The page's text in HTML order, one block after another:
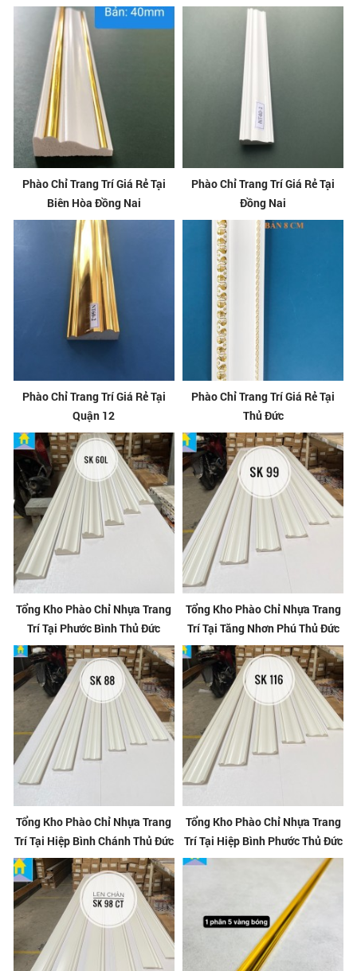
Phào Chỉ Trang Trí Giá Rẻ Tại
Biên Hòa Đồng Nai
Phào Chỉ Trang Trí Giá Rẻ Tại
Đồng Nai
Phào Chỉ Trang Trí Giá Rẻ Tại
Quận 12
Phào Chỉ Trang Trí Giá Rẻ Tại
Thủ Đức
Tổng Kho Phào Chỉ Nhựa Trang
Trí Tại Phước Bình Thủ Đức
Tổng Kho Phào Chỉ Nhựa Trang
Trí Tại Tăng Nhơn Phú Thủ Đức
Tổng Kho Phào Chỉ Nhựa Trang
Trí Tại Hiệp Bình Chánh Thủ Đức
Tổng Kho Phào Chỉ Nhựa Trang
Trí Tại Hiệp Bình Phước Thủ Đức